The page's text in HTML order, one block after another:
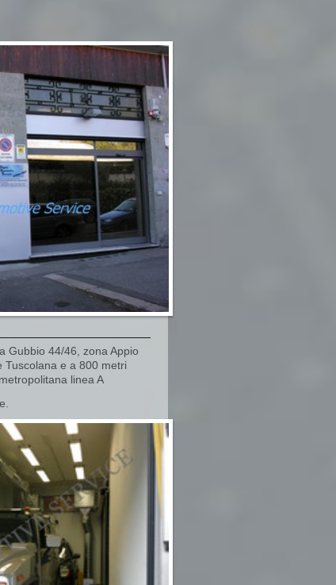
Gubbio 44/46, zona Appio
Tuscolana e a 800 metri
linea A